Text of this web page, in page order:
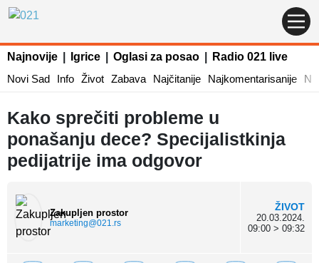
Najnovije Igrice Oglasi za posao
Radio 021 live
Novi Sad
Info Život Zabava Najčitanije Najkomentarisanije
Kako sprečiti probleme u
ponašanju dece? Specijalistkinja
pedijatrije ima odgovor
Zakupljen prostor
marketing@021.rs
ŽIVOT
20.03.2024.
09:00 > 09:32